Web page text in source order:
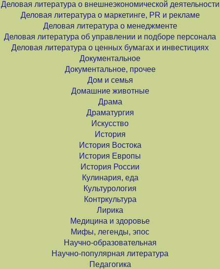
Деловая литература о внешнеэкономической деятельности
Деловая литература о маркетинге, PR и рекламе
Деловая литература о менеджменте
Деловая литература об управлении и подборе персонала
Деловая литература о ценных бумагах и инвестициях
Документальное
Документальное, прочее
Дом и семья
Домашние животные
Драма
Драматургия
Искусство
История
История Востока
История Европы
История России
Кулинария, еда
Культурология
Контркультура
Лирика
Медицина и здоровье
Мифы, легенды, эпос
Научно-образовательная
Научно-популярная литература
Педагогика